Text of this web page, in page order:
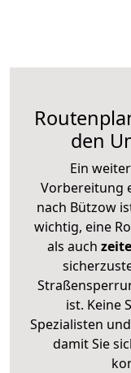
den
Ein
Vorbereitung
nach Bützow
wichtig, eine
als auch
ist. Keine
Spezialisten
damit Sie